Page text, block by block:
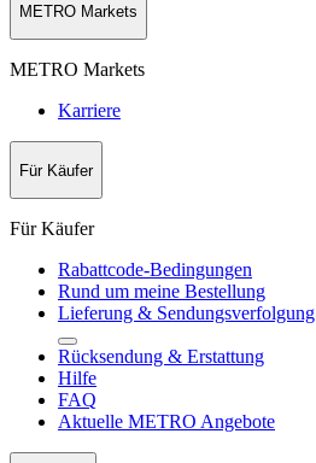
METRO Markets
METRO Markets
Karriere
Für Käufer
Für Käufer
Rabattcode-Bedingungen
Rund um meine Bestellung
Lieferung & Sendungsverfolgung
Rücksendung & Erstattung
Hilfe
FAQ
Aktuelle METRO Angebote